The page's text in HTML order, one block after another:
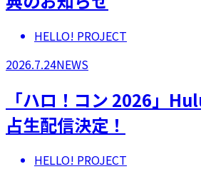
HELLO! PROJECT
2026.7.24NEWS
「ハロ！コン 2026」
占生配信決定！
HELLO! PROJECT